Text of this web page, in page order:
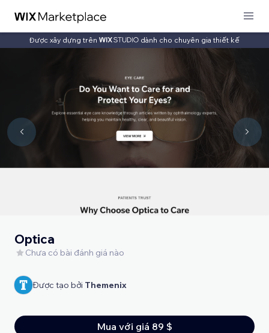
Được xây dựng trên dành cho chuyên gia thiết kế
Optica
Chưa có bài đánh giá nào
Được tạo bởi Themenix
Mua với giá 89 $